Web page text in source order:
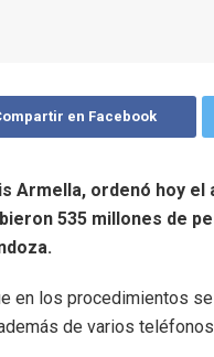
en Facebook
Armella, ordenó hoy
535 millones de
en los procedimientos
de varios